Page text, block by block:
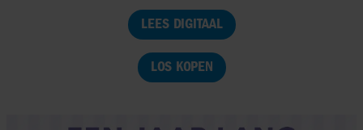
LEES DIGITAAL
LOS KOPEN